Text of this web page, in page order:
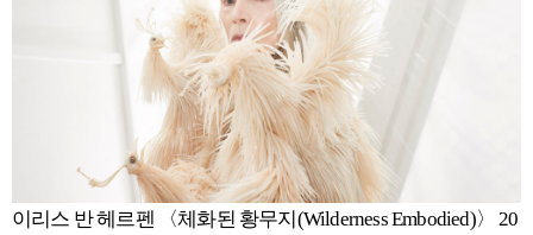
이리스 반 헤르펜 〈체화된 황무지(Wilderness Embodied)〉 20